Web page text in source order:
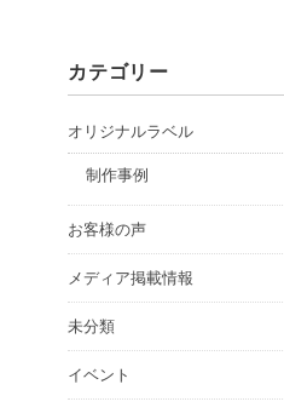
カテゴリー
オリジナルラベル
制作事例
お客様の声
メディア掲載情報
未分類
イベント